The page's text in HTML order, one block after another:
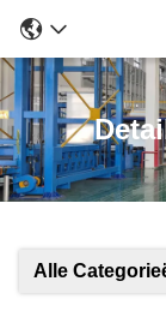
Alle